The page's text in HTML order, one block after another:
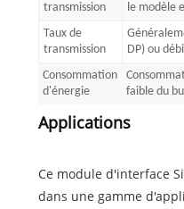
transmission
le modèle
Taux de
transmission
DP) ou
Consommation
d'énergie
faible du
Applications
Ce module d'interface
dans une gamme